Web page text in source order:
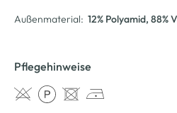
Außenmaterial: 12% Polyamid, 88%
Pflegehinweise